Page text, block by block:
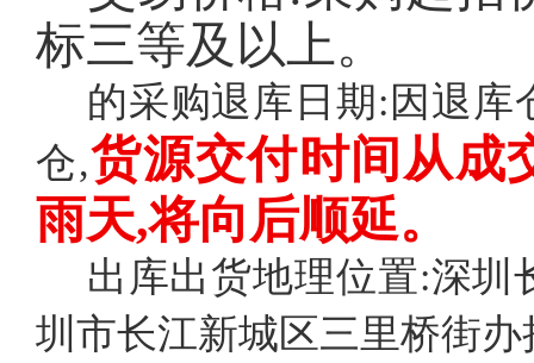
标三等及以上。
的采购退库日期:因退
仓,货源交付时间从成
雨天,将向后顺延。
出库出货地理位置:深圳
圳市长江新城区三里桥街